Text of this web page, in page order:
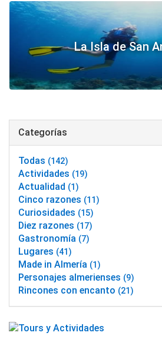
La Isla de San
Categorías
Todas (142)
Actividades (19)
Actualidad (1)
Cinco razones (11)
Curiosidades (15)
Diez razones (17)
Gastronomía (7)
Lugares (41)
Made in Almería (1)
Personajes almerienses (9)
Rincones con encanto (21)